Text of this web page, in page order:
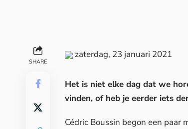
SHARE
zaterdag, 23 januari 2021
Het is niet elke dag dat we
vinden, of heb je eerder iets
Cédric Boussin begon een